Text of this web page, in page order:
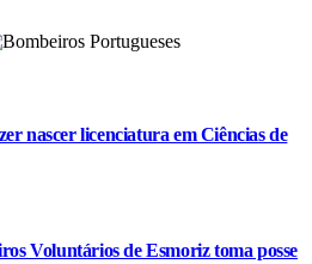
nascer licenciatura em Ciências de
Voluntários de Esmoriz toma posse